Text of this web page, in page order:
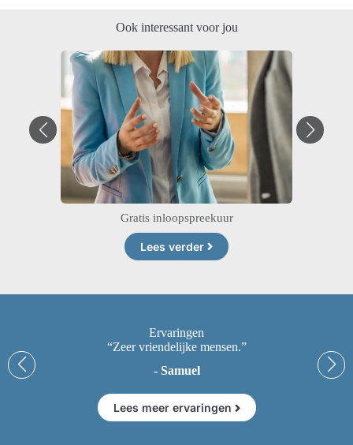
Ook interessant voor jou
Gratis inloopspreekuur
Lees verder
Ervaringen
“Zeer vriendelijke mensen.”
- Samuel
Lees meer ervaringen